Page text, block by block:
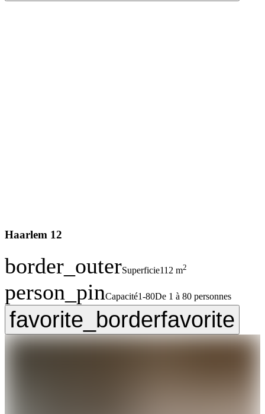
Haarlem 12
border_outerSuperficie112 m2
person_pinCapacité1-80De 1 à 80 personnes
favorite_borderfavorite